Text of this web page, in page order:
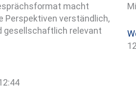
macht
Perspektiven verständlich,
gesellschaftlich relevant